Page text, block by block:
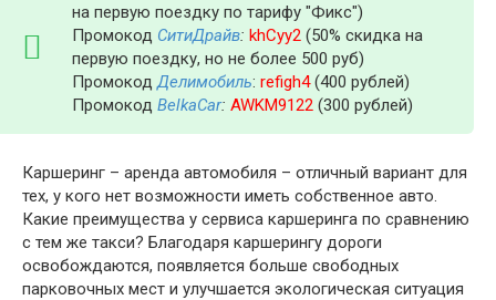
на первую поездку по тарифу "Фикс")
Промокод СитиДрайв: khCyy2 (50% скидка на
первую поездку, но не более 500 руб)
ПромокодДелимобиль: refigh4(400 рублей)
Промокод BelkaCar: AWKM9122 (300 рублей)
Каршеринг – аренда автомобиля – отличный вариант для
тех, у кого нет возможности иметь собственное авто.
Какие преимущества у сервиса каршеринга по сравнению
с тем же такси? Благодаря каршерингу дороги
освобождаются, появляется больше свободных
парковочных мест и улучшается экологическая ситуация